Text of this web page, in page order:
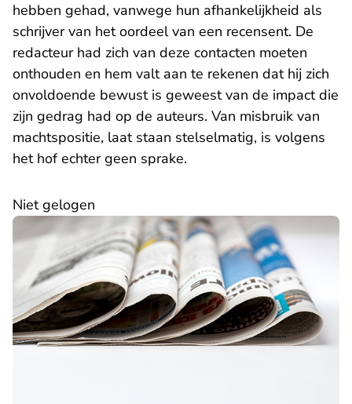
hebben gehad, vanwege hun afhankelijkheid als
schrijver van het oordeel van een recensent. De
redacteur had zich van deze contacten moeten
onthouden en hem valt aan te rekenen dat hij zich
onvoldoende bewust is geweest van de impact die
zijn gedrag had op de auteurs. Van misbruik van
machtspositie, laat staan stelselmatig, is volgens
het hof echter geen sprake.
Niet gelogen